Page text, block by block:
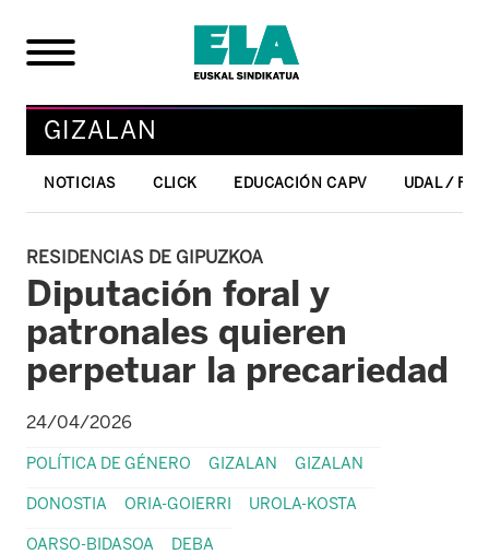
GIZALAN
NOTICIAS CLICK EDUCACIÓN CAPV UDAL /
RESIDENCIAS DE GIPUZKOA
Diputación foral y
patronales quieren
perpetuar la precariedad
24/04/2026
POLÍTICA DE GÉNERO GIZALAN GIZALAN
DONOSTIA ORIA-GOIERRI UROLA-KOSTA
OARSO-BIDASOA DEBA